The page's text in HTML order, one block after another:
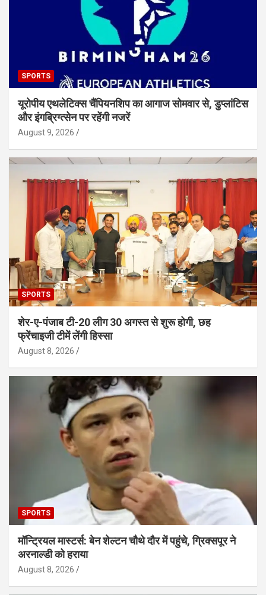
SPORTS
यूरोपीय एथलेटिक्स चैंपियनशिप का आगाज सोमवार से, डुप्लांटिस
और इंगब्रिग्त्सेन पर रहेंगी नजरें
August 9, 2026
SPORTS
शेर-ए-पंजाब टी-20 लीग 30 अगस्त से शुरू होगी, छह
फ्रेंचाइजी टीमें लेंगी हिस्सा
August 8, 2026
SPORTS
मॉन्ट्रियल मास्टर्स: बेन शेल्टन चौथे दौर में पहुंचे, ग्रिक्सपूर ने
अरनाल्डी को हराया
August 8, 2026